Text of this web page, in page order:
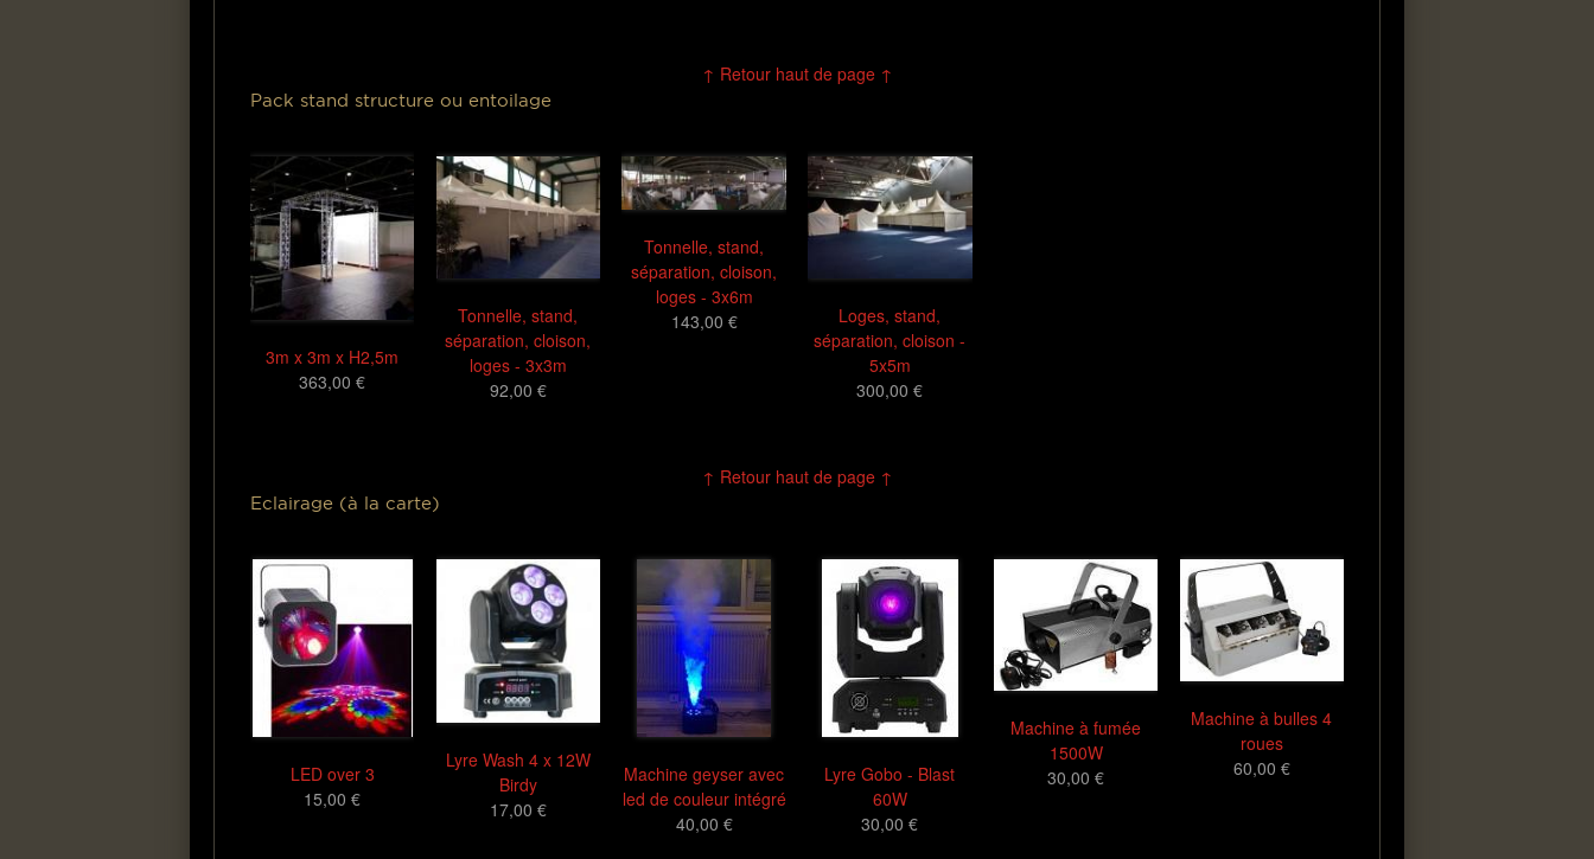
↑ Retour haut de page ↑
Pack stand structure ou entoilage
3m x 3m x H2,5m
363,00 €
Tonnelle, stand,
séparation, cloison,
loges - 3x3m
92,00 €
Tonnelle, stand,
séparation, cloison,
loges - 3x6m
143,00 €
Loges, stand,
séparation, cloison -
5x5m
300,00 €
↑ Retour haut de page ↑
Eclairage (à la carte)
LED over 3
15,00 €
Lyre Wash 4 x 12W
Birdy
17,00 €
Machine geyser avec
led de couleur intégré
40,00 €
Lyre Gobo - Blast
60W
30,00 €
Machine à fumée
1500W
30,00 €
Machine à bulles 4
roues
60,00 €